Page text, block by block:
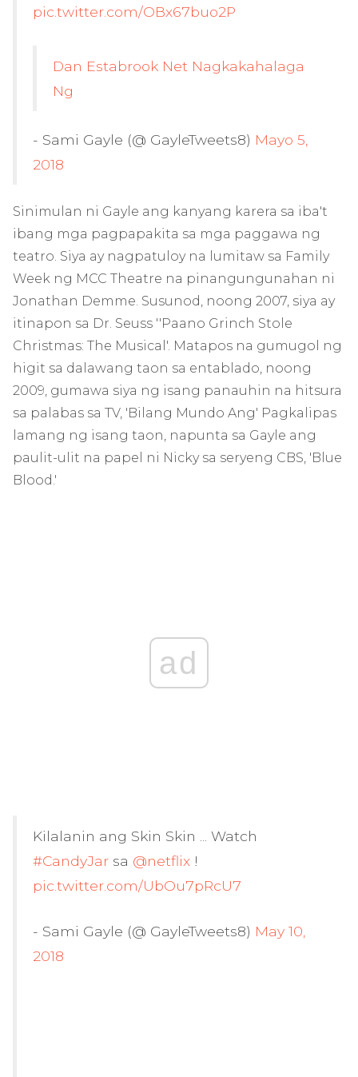
pic.twitter.com/OBx67buo2P
Dan Estabrook Net Nagkakahalaga
Ng
- Sami Gayle (@ GayleTweets8) Mayo 5,
2018
Sinimulan ni Gayle ang kanyang karera sa iba't
ibang mga pagpapakita sa mga paggawa ng
teatro. Siya ay nagpatuloy na lumitaw sa Family
Week ng MCC Theatre na pinangungunahan ni
Jonathan Demme. Susunod, noong 2007, siya ay
itinapon sa Dr. Seuss ''Paano Grinch Stole
Christmas: The Musical'. Matapos na gumugol ng
higit sa dalawang taon sa entablado, noong
2009, gumawa siya ng isang panauhin na hitsura
sa palabas sa TV, 'Bilang Mundo Ang' Pagkalipas
lamang ng isang taon, napunta sa Gayle ang
paulit-ulit na papel ni Nicky sa seryeng CBS, 'Blue
Blood.'
ad
Kilalanin ang Skin Skin ... Watch
#CandyJar sa @netflix !
pic.twitter.com/UbOu7pRcU7
- Sami Gayle (@ GayleTweets8) May 10,
2018